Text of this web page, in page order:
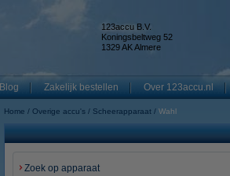
123accu B.V.
Koningsbeltweg 52
1329 AK Almere
Blog Zakelijk bestellen Over 123accu.nl
Home Overige accu's Scheerapparaat Wahl
Zoek op apparaat